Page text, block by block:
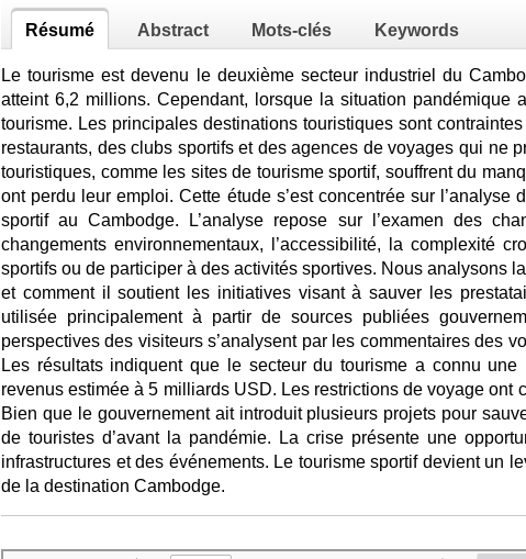
Résumé Abstract Mots-clés Keywords
Le tourisme est devenu le deuxième secteur industriel du
atteint 6,2 millions. Cependant, lorsque la situation
tourisme. Les principales destinations touristiques sont
restaurants, des clubs sportifs et des agences de voyages qui ne
touristiques, comme les sites de tourisme sportif, souffrent du
ont perdu leur emploi. Cette étude s’est concentrée sur
sportif au Cambodge. L’analyse repose sur l’examen des
changements environnementaux, l’accessibilité, la complexité
sportifs ou de participer à des activités sportives. Nous analysons
et comment il soutient les initiatives visant à sauver les
utilisée principalement à partir de sources publiées
perspectives des visiteurs s’analysent par les commentaires des
Les résultats indiquent que le secteur du tourisme a connu
revenus estimée à 5 milliards USD. Les restrictions de voyage
Bien que le gouvernement ait introduit plusieurs projets pour
de touristes d’avant la pandémie. La crise présente une
infrastructures et des événements. Le tourisme sportif devient un
de la destination Cambodge.